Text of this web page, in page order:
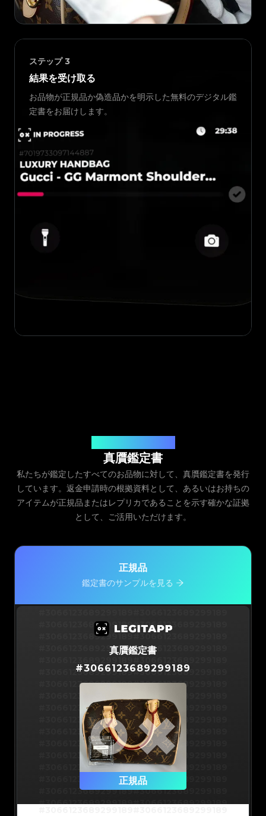
ステップ 3
結果を受け取る
お品物が正規品か偽造品かを明示した無料のデジタル鑑
定書をお届けします。
真贋鑑定書
私たちが鑑定したすべてのお品物に対して、真贋鑑定書を発行
しています。返金申請時の根拠資料として、あるいはお持ちの
アイテムが正規品またはレプリカであることを示す確かな証拠
として、ご活用いただけます。
正規品
鑑定書のサンプルを見る
#3066123689299189#3066123689299189
#3066123689299189#3066123689299189
#3066123689299189#3066123689299189
#3066123689299189#3066123689299189
#3066123689299189#3066123689299189
#3066123689299189#3066123689299189
#3066123689299189#3066123689299189
#3066123689299189#3066123689299189
#3066123689299189#3066123689299189
#3066123689299189#3066123689299189
#3066123689299189#3066123689299189
#3066123689299189#3066123689299189
#3066123689299189#3066123689299189
#3066123689299189#3066123689299189
真贋鑑定書
#3066123689299189
正規品